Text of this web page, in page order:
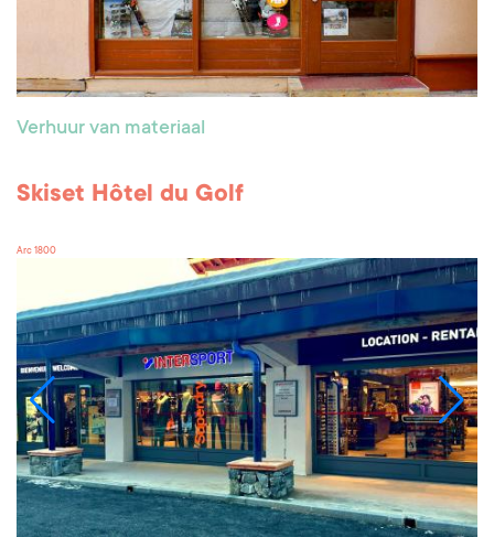
Verhuur van materiaal
Skiset Hôtel du Golf
Arc 1800